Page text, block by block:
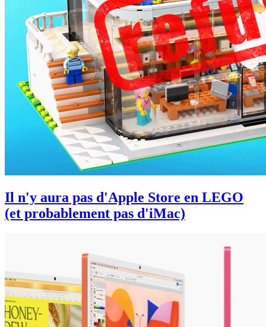
Il n'y aura pas d'Apple Store en LEGO
(et probablement pas d'iMac)